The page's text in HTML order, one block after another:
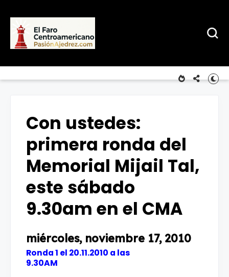
Con ustedes:
primera ronda del
Memorial Mijail Tal,
este sábado
9.30am en el CMA
miércoles, noviembre 17, 2010
Ronda 1 el 20.11.2010 a las
9.30AM